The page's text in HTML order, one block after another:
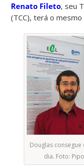
Renato Fileto, seu
(TCC), terá o mesmo
Douglas
dia. Foto: